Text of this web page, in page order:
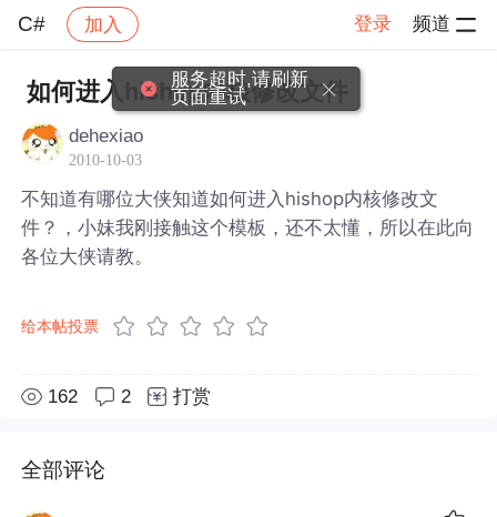
C# 加入 登录 频道
社区 C# 帖子详情
如何进入hishop内核修改文件
dehexiao
2010-10-03
不知道有哪位大侠知道如何进入hishop内核修改文
件？，小妹我刚接触这个模板，还不太懂，所以在此向
各位大侠请教。
给本帖投票
162 2 打赏
全部评论
服务超时,请刷新
页面重试